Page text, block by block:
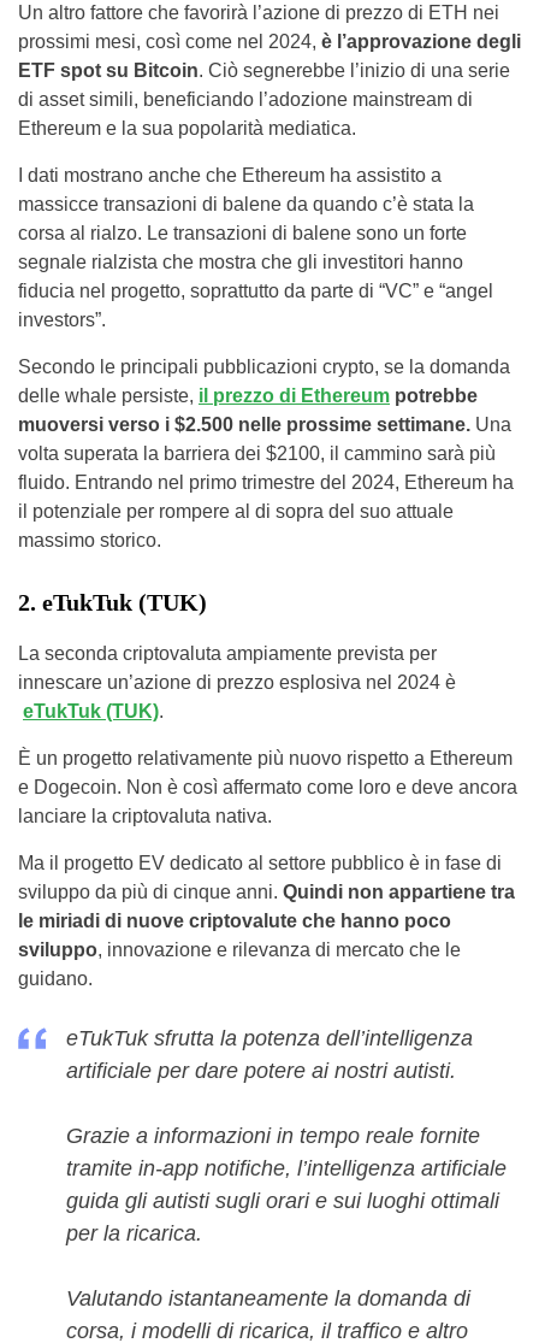
Un altro fattore che favorirà l’azione di prezzo di ETH nei
prossimi mesi, così come nel 2024, è l’approvazione degli
ETF spot su Bitcoin. Ciò segnerebbe l’inizio di una serie
di asset simili, beneficiando l’adozione mainstream di
Ethereum e la sua popolarità mediatica.
I dati mostrano anche che Ethereum ha assistito a
massicce transazioni di balene da quando c’è stata la
corsa al rialzo. Le transazioni di balene sono un forte
segnale rialzista che mostra che gli investitori hanno
fiducia nel progetto, soprattutto da parte di “VC” e “angel
investors”.
Secondo le principali pubblicazioni crypto, se la domanda
delle whale persiste, il prezzo di Ethereum potrebbe
muoversi verso i $2.500 nelle prossime settimane. Una
volta superata la barriera dei $2100, il cammino sarà più
fluido. Entrando nel primo trimestre del 2024, Ethereum ha
il potenziale per rompere al di sopra del suo attuale
massimo storico.
2. eTukTuk (TUK)
La seconda criptovaluta ampiamente prevista per
innescare un’azione di prezzo esplosiva nel 2024 è
eTukTuk (TUK).
È un progetto relativamente più nuovo rispetto a Ethereum
e Dogecoin. Non è così affermato come loro e deve ancora
lanciare la criptovaluta nativa.
Ma il progetto EV dedicato al settore pubblico è in fase di
sviluppo da più di cinque anni. Quindi non appartiene tra
le miriadi di nuove criptovalute che hanno poco
sviluppo, innovazione e rilevanza di mercato che le
guidano.
eTukTuk sfrutta la potenza dell’intelligenza
artificiale per dare potere ai nostri autisti.
Grazie a informazioni in tempo reale fornite
tramite in-app notifiche, l’intelligenza artificiale
guida gli autisti sugli orari e sui luoghi ottimali
per la ricarica.
Valutando istantaneamente la domanda di
corsa, i modelli di ricarica, il traffico e altro